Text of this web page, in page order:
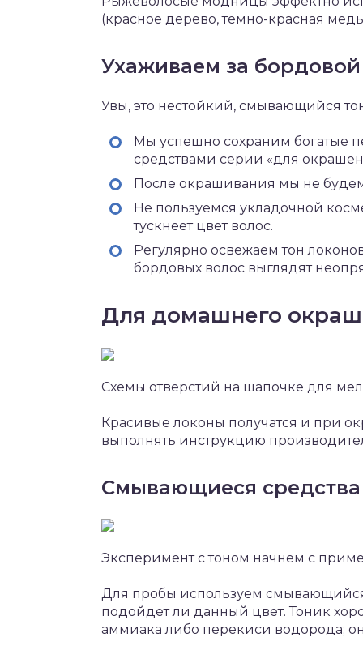
(красное дерево, темно-красная
Ухаживаем за
Увы, это нестойкий, смывающийся
Мы успешно сохраним
средствами серии «для
После окрашивания мы не
Не пользуемся укладочной
тускнеет цвет волос.
Регулярно освежаем тон
бордовых волос выглядят
Для домашнего
Схемы отверстий на шапочке для
Красивые локоны получатся и при
выполнять инструкцию
Смывающиеся средства
Эксперимент с тоном начнем с
Для пробы используем
подойдет ли данный цвет. Тоник
аммиака либо перекиси водорода;